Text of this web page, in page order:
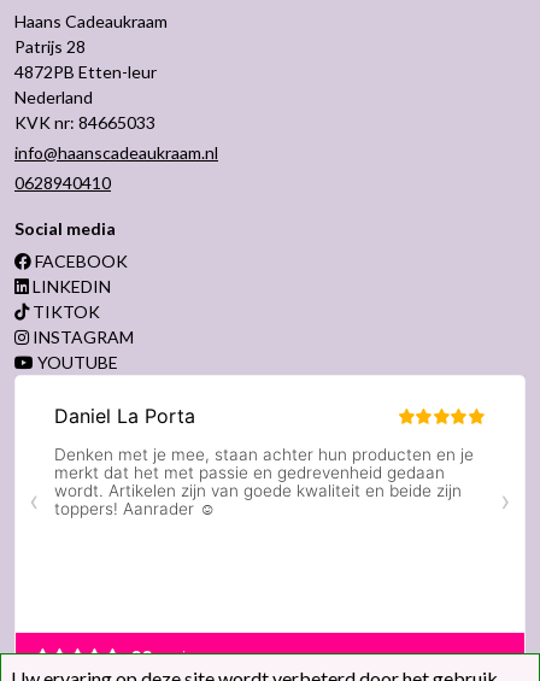
Haans Cadeaukraam
Patrijs 28
4872PB Etten-leur
Nederland
KVK nr: 84665033
info@haanscadeaukraam.nl
0628940410
Social media
FACEBOOK
LINKEDIN
TIKTOK
INSTAGRAM
YOUTUBE